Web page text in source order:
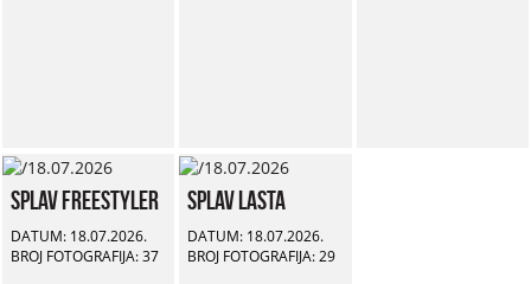
Splav Freestyler
DATUM: 18.07.2026.
BROJ FOTOGRAFIJA: 37
Splav Lasta
DATUM: 18.07.2026.
BROJ FOTOGRAFIJA: 29